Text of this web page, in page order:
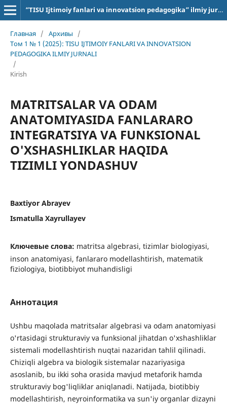
“TISU Ijtimoiy fanlari va innovatsion pedagogika” ilmiy jurnali
Главная / Архивы
/
Том 1 № 1 (2025): TISU IJTIMOIY FANLARI VA INNOVATSION
PEDAGOGIKA ILMIY JURNALI
/
Kirish
MATRITSALAR VA ODAM
ANATOMIYASIDA FANLARARO
INTEGRATSIYA VA FUNKSIONAL
O'XSHASHLIKLAR HAQIDA
TIZIMLI YONDASHUV
Baxtiyor Abrayev
Ismatulla Xayrullayev
Ключевые слова: matritsa algebrasi, tizimlar biologiyasi,
inson anatomiyasi, fanlararo modellashtirish, matematik
fiziologiya, biotibbiyot muhandisligi
Аннотация
Ushbu maqolada matritsalar algebrasi va odam anatomiyasi
o'rtasidagi strukturaviy va funksional jihatdan o'xshashliklar
sistemali modellashtirish nuqtai nazaridan tahlil qilinadi.
Chiziqli algebra va biologik sistemalar nazariyasiga
asoslanib, bu ikki soha orasida mavjud metaforik hamda
strukturaviy bog'liqliklar aniqlanadi. Natijada, biotibbiy
modellashtirish, neyroinformatika va sun'iy organlar dizayni